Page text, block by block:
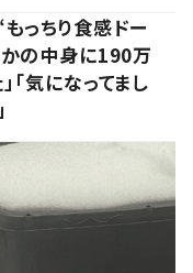
っちり食感ドー
の中身に190万
「気になってまし